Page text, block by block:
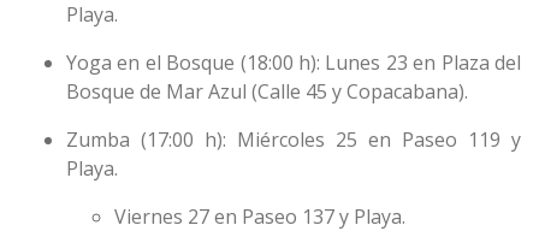
Playa.
Yoga en el Bosque (18:00 h): Lunes 23 en Plaza del
Bosque de Mar Azul (Calle 45 y Copacabana).
Zumba (17:00 h): Miércoles 25 en Paseo 119 y
Playa.
Viernes 27 en Paseo 137 y Playa.